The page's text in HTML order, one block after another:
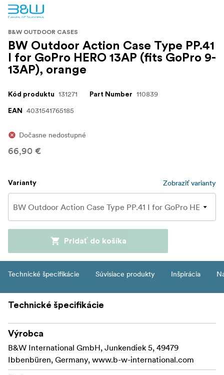
B&W OUTDOOR CASES
BW Outdoor Action Case Type PP.41
I for GoPro HERO 13AP (fits GoPro 9-
13AP), orange
Kód produktu 131271 Part Number 110839
EAN 4031541765185
Dočasne nedostupné
66,90 €
Varianty Zobraziť varianty
Pridať do košíka
Technické špecifikácie Súvisiace produkty Inšpirácia
Technické špecifikácie
Výrobca
B&W International GmbH, Junkendiek 5, 49479
Ibbenbüren, Germany, www.b-w-international.com